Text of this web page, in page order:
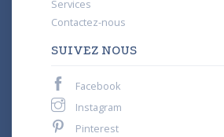
Services
Contactez-nous
SUIVEZ NOUS
Facebook
Instagram
Pinterest